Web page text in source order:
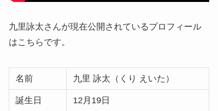
九里詠太さんが現在公開されているプロフィール
はこちらです。
名前 九里 詠太（くり えいた）
誕生日 12月19日